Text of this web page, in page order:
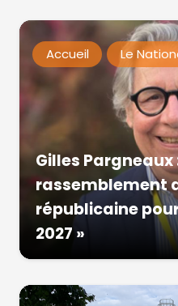
Accueil Le
Gilles Pargneaux
rassemblement
républicaine
2027 »